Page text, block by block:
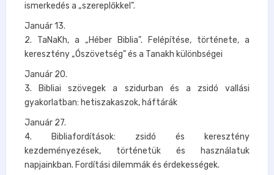
ismerkedés a „szereplőkkel”.
Január 13.
2. TaNaKh, a „Héber Biblia”. Felépítése, története, a
keresztény „Ószövetség” és a Tanakh különbségei
Január 20.
3. Bibliai szövegek a szidurban és a zsidó vallási
gyakorlatban: hetiszakaszok, háftárák
Január 27.
4. Bibliafordítások: zsidó és keresztény
kezdeményezések, történetük és használatuk
napjainkban. Fordítási dilemmák és érdekességek.